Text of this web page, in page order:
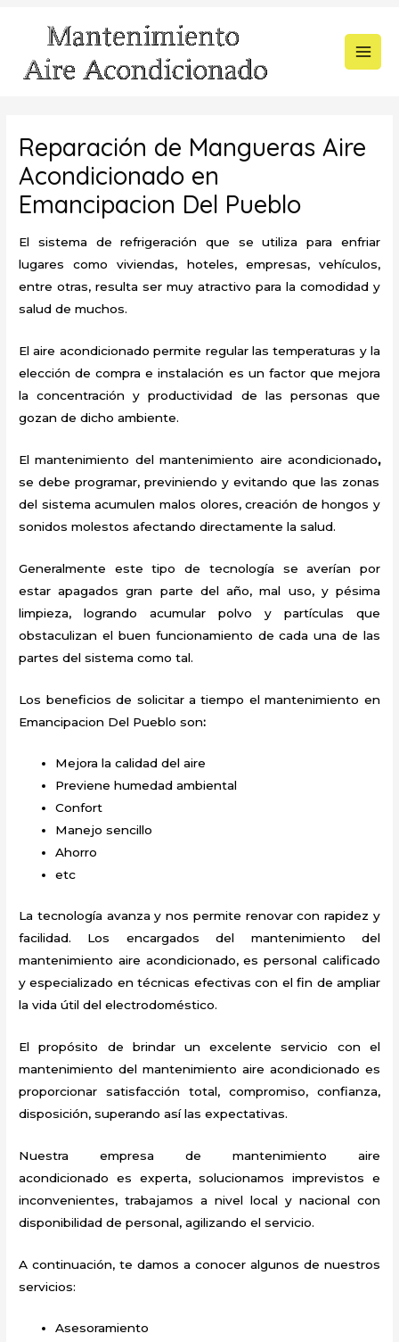
contenido
Reparación de Mangueras Aire
Acondicionado en
Emancipacion Del Pueblo
El sistema de refrigeración que se utiliza para enfriar
lugares como viviendas, hoteles, empresas, vehículos,
entre otras, resulta ser muy atractivo para la comodidad y
salud de muchos.
El aire acondicionado permite regular las temperaturas y la
elección de compra e instalación es un factor que mejora
la concentración y productividad de las personas que
gozan de dicho ambiente.
El mantenimiento del mantenimiento aire acondicionado,
se debe programar, previniendo y evitando que las zonas
del sistema acumulen malos olores, creación de hongos y
sonidos molestos afectando directamente la salud.
Generalmente este tipo de tecnología se averían por
estar apagados gran parte del año, mal uso, y pésima
limpieza, logrando acumular polvo y partículas que
obstaculizan el buen funcionamiento de cada una de las
partes del sistema como tal.
Los beneficios de solicitar a tiempo el mantenimiento en
Emancipacion Del Puebloson:
Mejora la calidad del aire
Previene humedad ambiental
Confort
Manejo sencillo
Ahorro
etc
La tecnología avanza y nos permite renovar con rapidez y
facilidad. Los encargados del mantenimiento del
mantenimiento aire acondicionado, es personal calificado
y especializado en técnicas efectivas con el fin de ampliar
la vida útil del electrodoméstico.
El propósito de brindar un excelente servicio con el
mantenimiento del mantenimiento aire acondicionado es
proporcionar satisfacción total, compromiso, confianza,
disposición, superando así las expectativas.
Nuestra empresa de mantenimiento aire
acondicionado es experta, solucionamos imprevistos e
inconvenientes, trabajamos a nivel local y nacional con
disponibilidad de personal, agilizando el servicio.
A continuación, te damos a conocer algunos de nuestros
servicios:
Asesoramiento